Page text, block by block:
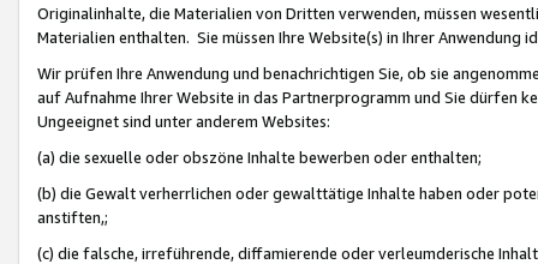
Originalinhalte, die Materialien von Dritten verwenden, müssen
Materialien enthalten. Sie müssen Ihre Website(s) in Ihrer Anwendung
Wir prüfen Ihre Anwendung und benachrichtigen Sie, ob sie
auf Aufnahme Ihrer Website in das Partnerprogramm und Sie dürfen
Ungeeignet sind unter anderem Websites:
(a) die sexuelle oder obszöne Inhalte bewerben oder enthalten;
(b) die Gewalt verherrlichen oder gewalttätige Inhalte haben oder
anstiften,;
(c) die falsche, irreführende, diffamierende oder verleumderische